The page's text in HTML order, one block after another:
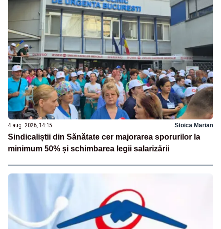
4 aug. 2026, 14:15 Stoica Marian
Sindicaliștii din Sănătate cer majorarea sporurilor la
minimum 50% și schimbarea legii salarizării